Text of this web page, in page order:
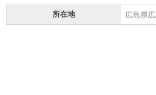
所在地 広島県